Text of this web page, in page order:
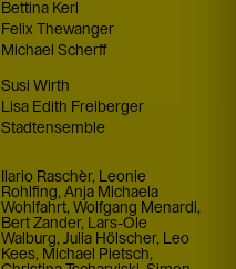
Bettina Kerl
Felix Thewanger
Michael Scherff
Susi Wirth
Lisa Edith Freiberger
Stadtensemble
Ilario Raschèr, Leonie
Rohlfing, Anja Michaela
Wohlfahrt, Wolfgang Menardi,
Bert Zander, Lars-Ole
Walburg, Julia Hölscher, Leo
Kees, Michael Pietsch,